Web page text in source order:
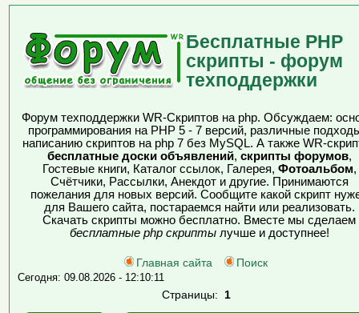
Бесплатные PHP
скрипты - форум
техподдержки
Форум техподдержки WR-Скриптов на php. Обсуждаем:
программирования на PHP 5 - 7 версий, различные
написанию скриптов на php 7 без MySQL. А также WR-
бесплатные доски объявлений, скрипты форумов,
Гостевые книги, Каталог ссылок, Галерея, Фотоальбом,
Счётчики, Рассылки, Анекдот и другие. Принимаются
пожелания для новых версий. Сообщите какой скрипт
для Вашего сайта, постараемся найти или реализовать.
Скачать скрипты можно бесплатно. Вместе мы сделаем
бесплатные php скриптылучше и доступнее!
Главная сайта Поиск
Сегодня: 09.08.2026 - 12:10:11
Страницы: 1